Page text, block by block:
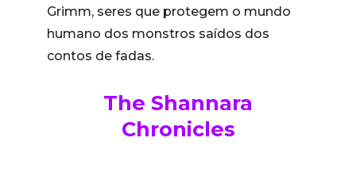
Grimm, seres que protegem o mundo
humano dos monstros saídos dos
contos de fadas.
The Shannara
Chronicles